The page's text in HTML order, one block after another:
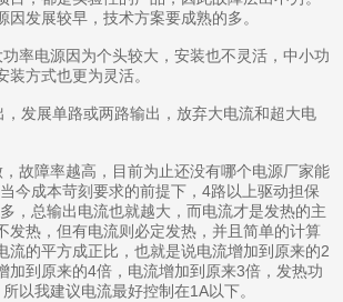
因发展较早，技术方案要成熟的多。
率电源因为个头较大，安装也不灵活，中小功
方式也更为灵活。
发展单路或两路输出，放弃大电流和超大电
故障率越高，目前为止还没有哪个电源厂家能
今成本苛刻要求的前提下，4路以上驱动担保
，总输出电流也就越大，而电流才是发热的主
发热，但有电流则必定发热，并且简单的计算
流的平方成正比，也就是说电流增加到原来的2
加到原来的4倍，电流增加到原来3倍，发热功
以我建议电流最好控制在1A以下。